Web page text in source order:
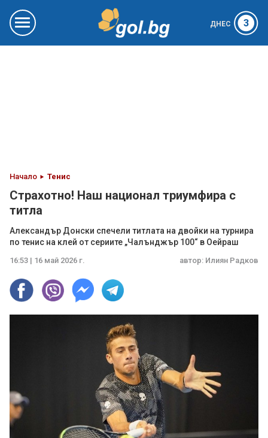
ДНЕС 3
Начало Тенис
Страхотно! Наш национал триумфира с
титла
Александър Донски спечели титлата на двойки на турнира
по тенис на клей от сериите „Чалънджър 100“ в Оейраш
16:53 | 16 май 2026 г. автор: Илиян Радков